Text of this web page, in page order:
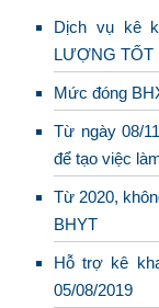
Dịch vụ kê
LƯỢNG TỐT
Mức đóng
Từ ngày 08/
để tạo việc
Từ 2020,
BHYT
Hỗ trợ kê
05/08/2019